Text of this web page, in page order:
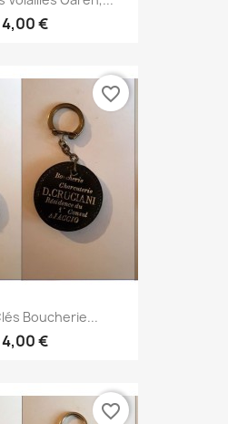
4,00 €
Boucherie...
4,00 €
favorite_border
favorite_border